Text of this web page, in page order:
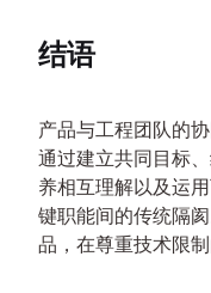
结语
产品与工程团队的
通过建立共同目标
养相互理解以及运
键职能间的传统隔
品，在尊重技术限